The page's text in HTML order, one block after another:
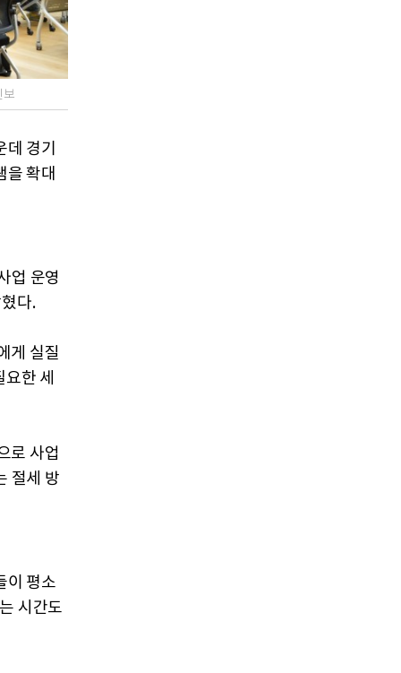
보
경기
을 확대
업 운영
다.
게 실질
한 세
로 사업
절세 방
이 평소
시간도